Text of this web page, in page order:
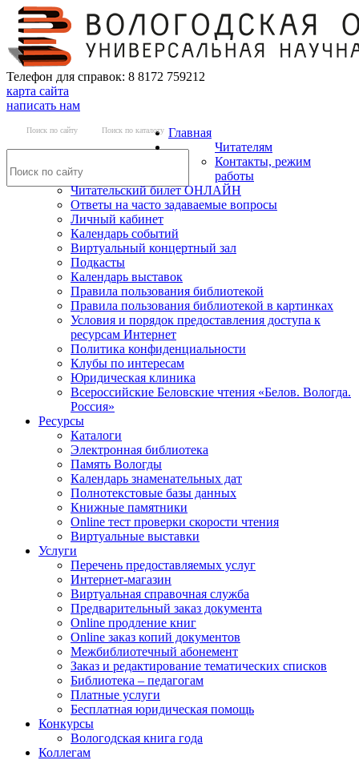
Телефон для справок: 8 8172 759212
карта сайта
написать нам
Поиск по сайту Поиск по каталогу Главная
Читателям
Контакты, режим
работы
Читательский билет ОНЛАЙН
Ответы на часто задаваемые вопросы
Личный кабинет
Календарь событий
Виртуальный концертный зал
Подкасты
Календарь выставок
Правила пользования библиотекой
Правила пользования библиотекой в картинках
Условия и порядок предоставления доступа к
ресурсам Интернет
Политика конфиденциальности
Клубы по интересам
Юридическая клиника
Всероссийские Беловские чтения «Белов. Вологда.
Россия»
Ресурсы
Каталоги
Электронная библиотека
Память Вологды
Календарь знаменательных дат
Полнотекстовые базы данных
Книжные памятники
Online тест проверки скорости чтения
Виртуальные выставки
Услуги
Перечень предоставляемых услуг
Интернет-магазин
Виртуальная справочная служба
Предварительный заказ документа
Online продление книг
Online заказ копий документов
Межбиблиотечный абонемент
Заказ и редактирование тематических списков
Библиотека – педагогам
Платные услуги
Бесплатная юридическая помощь
Конкурсы
Вологодская книга года
Коллегам